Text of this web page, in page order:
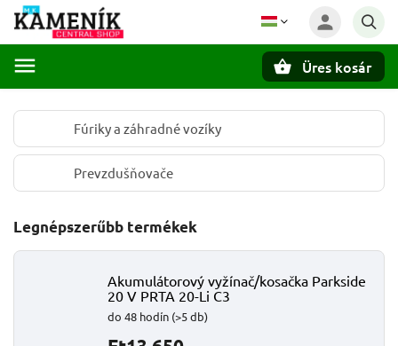
Üres kosár
Fúriky a záhradné vozíky
Prevzdušňovače
Legnépszerűbb termékek
Akumulátorový vyžínač/kosačka Parkside
20 V PRTA 20-Li C3
do 48 hodín (>5 db)